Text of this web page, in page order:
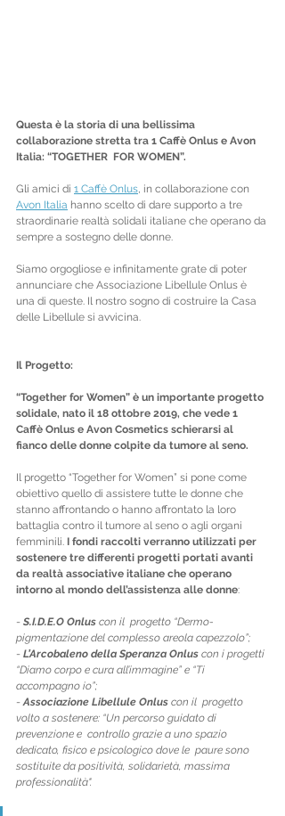
Questa è la storia di una bellissima
collaborazione stretta tra 1 Caffè Onlus e Avon
Italia: “TOGETHER  FOR WOMEN”.
Gli amici di 1 Caffè Onlus , in collaborazione con
Avon Italia hanno scelto di dare supporto a tre
straordinarie realtà solidali italiane che operano da
sempre a sostegno delle donne.
Siamo orgogliose e infinitamente grate di poter
annunciare che Associazione Libellule Onlus è
una di queste. Il nostro sogno di costruire la Casa
delle Libellule si avvicina.
Il Progetto:
“Together for Women” è un importante progetto
solidale, nato il 18 ottobre 2019, che vede 1
Caffè Onlus e Avon Cosmetics schierarsi al
fianco delle donne colpite da tumore al seno.
Il progetto “Together for Women” si pone come
obiettivo quello di assistere tutte le donne che
stanno affrontando o hanno affrontato la loro
battaglia contro il tumore al seno o agli organi
femminili. I fondi raccolti verranno utilizzati per
sostenere tre differenti progetti portati avanti
da realtà associative italiane che operano
intorno al mondo dell’assistenza alle donne:
- S.I.D.E.O Onlus con il  progetto “Dermo-
pigmentazione del complesso areola capezzolo”;
- L’Arcobaleno della Speranza Onlus con i progetti
“Diamo corpo e cura all’immagine” e “Ti
accompagno io”;
- Associazione Libellule Onlus con il  progetto
volto a sostenere: “Un percorso guidato di
prevenzione e  controllo grazie a uno spazio
dedicato, fisico e psicologico dove le  paure sono
sostituite da positività, solidarietà, massima
professionalità".